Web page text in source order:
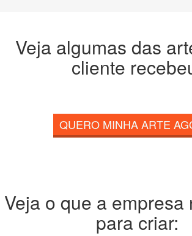
Veja algumas das
cliente
QUERO MINHA ARTE
Veja o que a empresa
para criar: